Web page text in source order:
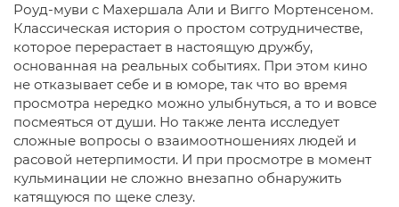
Роуд-муви с Махершала Али и Вигго Мортенсеном.
Классическая история о простом сотрудничестве,
которое перерастает в настоящую дружбу,
основанная на реальных событиях. При этом кино
не отказывает себе и в юморе, так что во время
просмотра нередко можно улыбнуться, а то и вовсе
посмеяться от души. Но также лента исследует
сложные вопросы о взаимоотношениях людей и
расовой нетерпимости. И при просмотре в момент
кульминации не сложно внезапно обнаружить
катящуюся по щеке слезу.